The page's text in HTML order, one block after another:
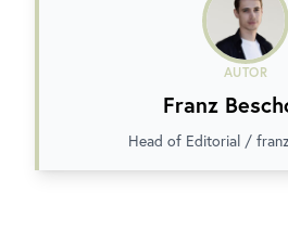
AUTOR
Franz
Head of Editorial /